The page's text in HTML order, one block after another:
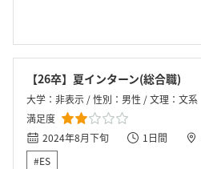
【26卒】夏インターン(総合職)
大学：非表示 / 性別：男性 / 文理：文系
満足度
2024年8月下旬
1日間
#ES